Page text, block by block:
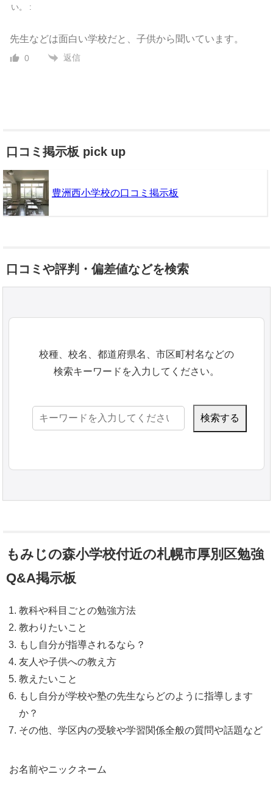
い。 :
先生などは面白い学校だと、子供から聞いています。
0 返信
口コミ掲示板 pick up
豊洲西小学校の口コミ掲示板
口コミや評判・偏差値などを検索
校種、校名、都道府県名、市区町村名などの
検索キーワードを入力してください。
検
もみじの森小学校付近の札幌市厚別区勉強
Q&A掲示板
教科や科目ごとの勉強方法
教わりたいこと
もし自分が指導されるなら？
友人や子供への教え方
教えたいこと
もし自分が学校や塾の先生ならどのように指導します
か？
その他、学区内の受験や学習関係全般の質問や話題など
お名前やニックネーム